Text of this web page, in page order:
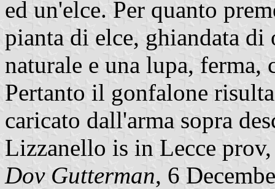
ed un'elce. Per quanto
pianta di elce, ghiandata di
naturale e una lupa,
Pertanto il gonfalone
caricato dall'arma sopra
Lizzanello is in Lecce
Dov Gutterman, 6